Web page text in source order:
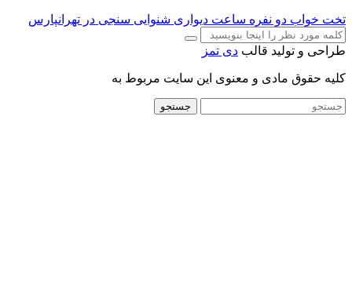
تخت خواب دو نفره ساعت دیواری شنوایی سنجی در تهرانپارس
طراحی و تولید قالب دی تمز
کلیه حقوق مادی و معنوی این سایت مربوط به
جستجو